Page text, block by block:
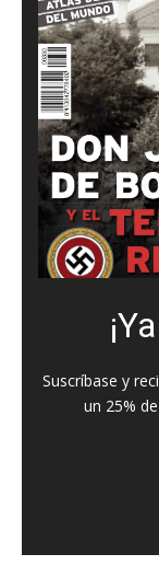
Suscríbase y
un 25%